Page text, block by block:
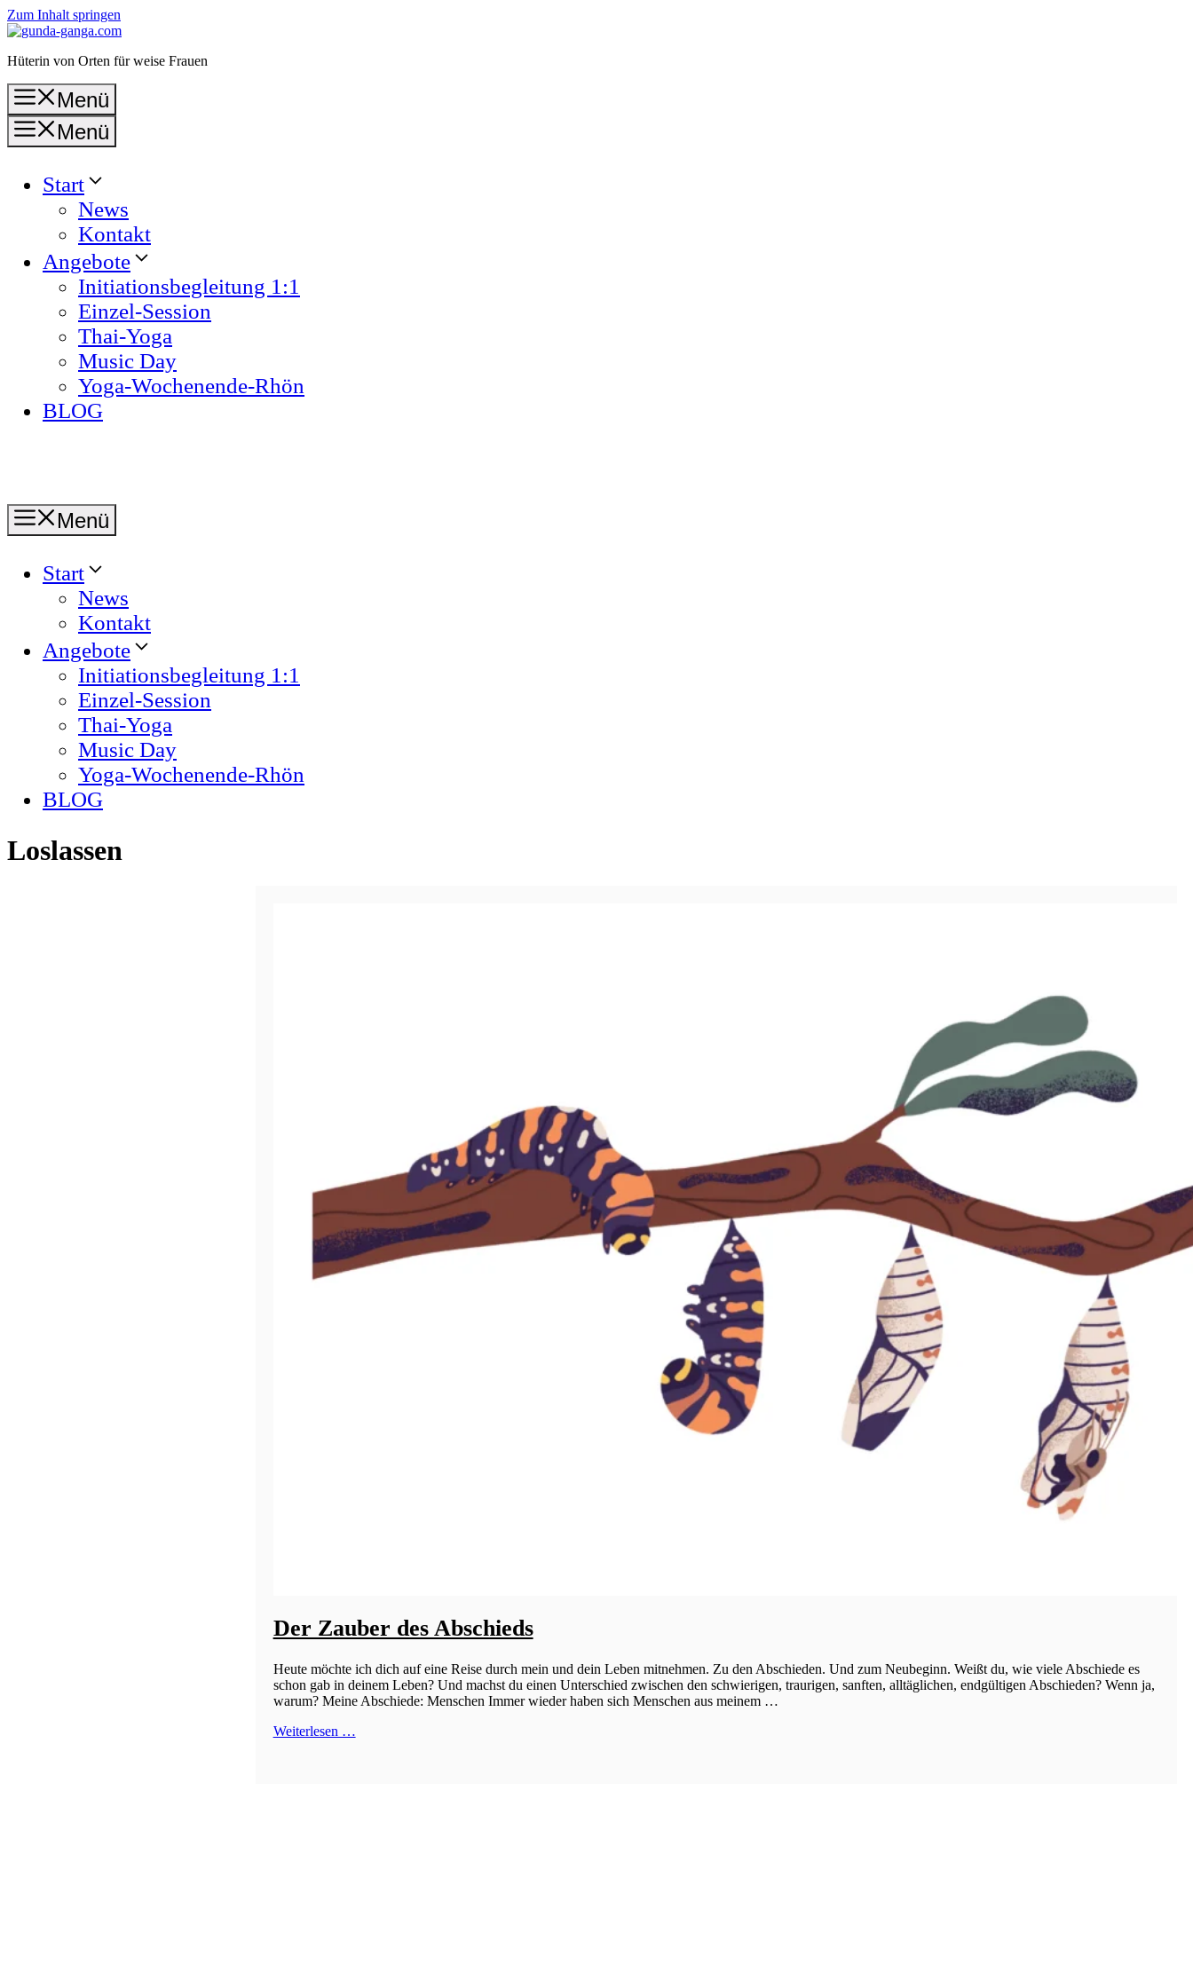
Zum Inhalt springen
Hüterin von Orten für weise Frauen
Menü
Menü
Start
News
Kontakt
Angebote
Initiationsbegleitung 1:1
Einzel-Session
Thai-Yoga
Music Day
Yoga-Wochenende-Rhön
BLOG
Menü
Start
News
Kontakt
Angebote
Initiationsbegleitung 1:1
Einzel-Session
Thai-Yoga
Music Day
Yoga-Wochenende-Rhön
BLOG
Loslassen
Der Zauber des Abschieds
Heute möchte ich dich auf eine Reise durch mein und dein Leben mitnehmen. Zu den Abschieden. Und zum Neubeginn. Weißt du, wie viele Abschiede es
schon gab in deinem Leben? Und machst du einen Unterschied zwischen den schwierigen, traurigen, sanften, alltäglichen, endgültigen Abschieden? Wenn ja,
warum? Meine Abschiede: Menschen Immer wieder haben sich Menschen aus meinem …
Weiterlesen …